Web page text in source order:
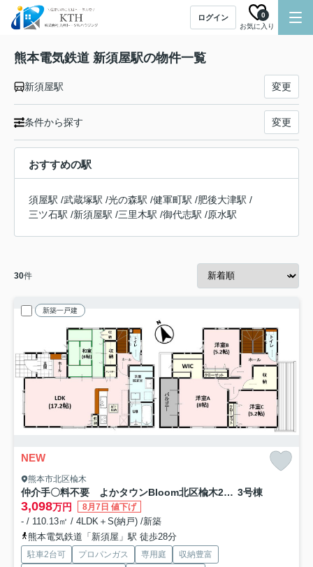
ログイン
お気に入り
0
熊本電気鉄道 新須屋駅の物件一覧
新須屋駅 変更
条件から探す 変更
おすすめの駅
須屋駅 /武蔵塚駅 /光の森駅 /健軍町駅 /肥後大津駅 /
三ツ石駅 /新須屋駅 /三里木駅 /御代志駅 /原水駅
30件
新築一戸建
NEW
熊本市北区楡木
仲介手〇料不要 よかタウンBloom北区楡木2丁目2期【楡木小・楠中】 3号棟
3,098万円 8月7日 値下げ
- / 110.13㎡ / 4LDK＋S(納戸) /新築
熊本電気鉄道「新須屋」駅 徒歩28分
駐車2台可 プロパンガス 専用庭
収納豊富